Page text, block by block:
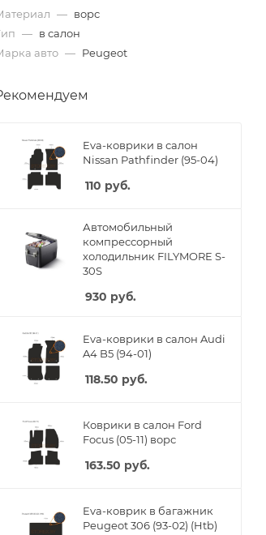
— ворс
— в салон
авто — Peugeot
Eva-коврики в салон
Nissan Pathfinder (95-04)
110 руб.
Автомобильный
компрессорный
холодильник FILYMORE S-
30S
930 руб.
Eva-коврики в салон Audi
A4 B5 (94-01)
118.50 руб.
Коврики в салон Ford
Focus (05-11) ворс
163.50 руб.
Eva-коврик в багажник
Peugeot 306 (93-02) (Htb)